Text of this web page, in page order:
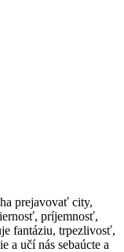
prejavovať city,
príjemnosť,
fantáziu, trpezlivosť,
a učí nás sebaúcte a